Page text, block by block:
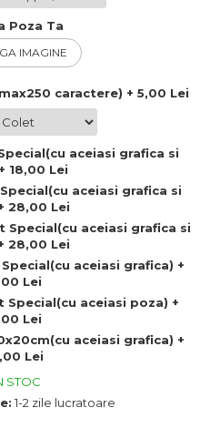
Poza Ta
IMAGINE
caractere) + 5,00 Lei
aceiasi grafica si
18,00 Lei
aceiasi grafica si
28,00 Lei
Special(cu aceiasi grafica si
28,00 Lei
aceiasi grafica) +
Lei
Special(cu aceiasi poza) +
Lei
aceiasi grafica) +
Lei
STOC
1-2 zile lucratoare